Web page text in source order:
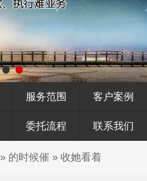
服务范围 客户案例
委托流程 联系我们
» 的时候催 » 收她看着